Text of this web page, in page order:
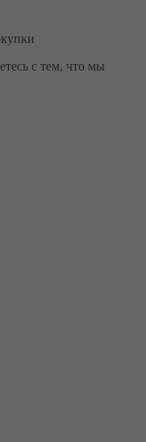
с тем, что мы